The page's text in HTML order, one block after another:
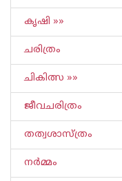
കൃഷി »»
ചരിത്രം
ചികിത്സ »»
ജീവചരിത്രം
തത്വശാസ്ത്രം
നര്‍മ്മം